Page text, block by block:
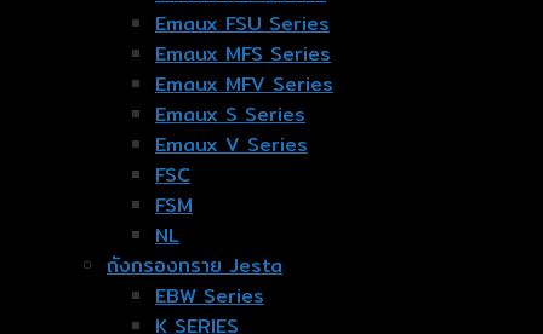
Emaux FSU Series
Emaux MFS Series
Emaux MFV Series
Emaux S Series
Emaux V Series
FSC
FSM
NL
ถังกรองทราย Jesta
EBW Series
K SERIES